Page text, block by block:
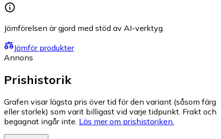
Jämförelsen är gjord med stöd av AI-verktyg.
Jämför produkter
Annons
Prishistorik
Grafen visar lägsta pris över tid för den variant (såsom färg
eller storlek) som varit billigast vid varje tidpunkt. Frakt och
begagnat ingår inte. Läs mer om prishistoriken.